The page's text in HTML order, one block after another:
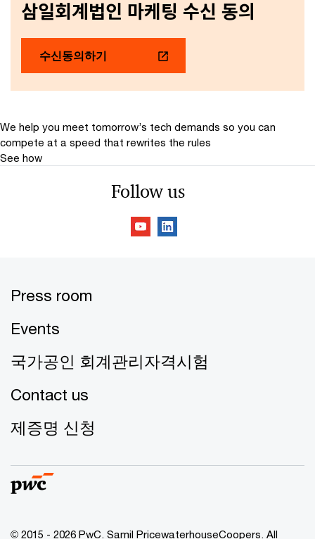
삼일회계법인 마케팅 수신 동의
수신동의하기
We help you meet tomorrow’s tech demands so you can
compete at a speed that rewrites the rules
See how
Follow us
Press room
Events
국가공인 회계관리자격시험
Contact us
제증명 신청
© 2015 - 2026 PwC. Samil PricewaterhouseCoopers. All